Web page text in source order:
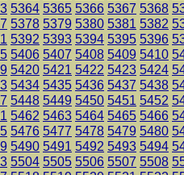
5364 5365 5366 5367 5368
5378 5379 5380 5381 5382
5392 5393 5394 5395 5396
5406 5407 5408 5409 5410
5420 5421 5422 5423 5424
5434 5435 5436 5437 5438
5448 5449 5450 5451 5452
5462 5463 5464 5465 5466
5476 5477 5478 5479 5480
5490 5491 5492 5493 5494
5504 5505 5506 5507 5508